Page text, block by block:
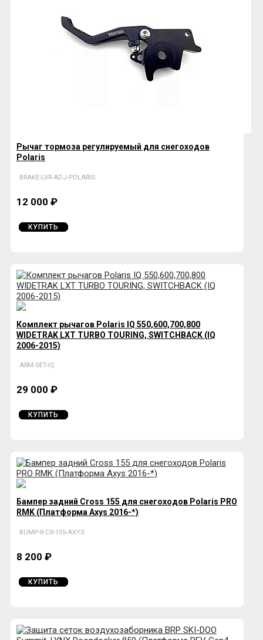
Рычаг тормоза регулируемый для снегоходов
Polaris
BRAKE-LVR-ADJ-POLARIS
12 000 ₽
КУПИТЬ
Комплект рычагов Polaris IQ 550,600,700,800
WIDETRAK LXT TURBO TOURING, SWITCHBACK (IQ
2006-2015)
ARM-SET-IQ
29 000 ₽
КУПИТЬ
Бампер задний Cross 155 для снегоходов Polaris PRO
RMK (Платформа Axys 2016-*)
BUMP-R-CR-155-AXYS
8 200 ₽
КУПИТЬ